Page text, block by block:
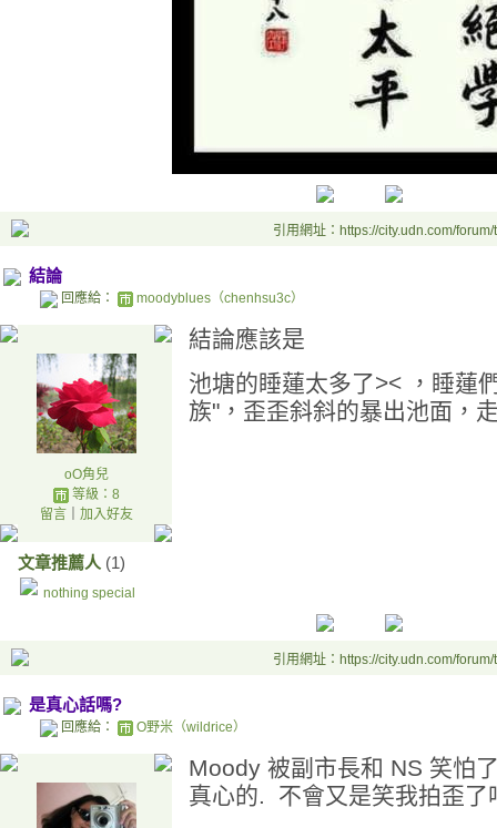
引用網址：https://city.udn.com/
結論
回應給： moodyblues（chenhsu3c）
oO角兒
等級：8
留言｜ 加入好友
文章推薦人 (1)
nothing special
結論應該是
池塘的睡蓮太多了>< ，睡蓮
族"，歪歪斜斜的暴出池面，
引用網址：https://city.udn.com/
是真心話嗎?
回應給： O野米（wildrice）
Moody 被副市長和 NS 笑怕
真心的. 不會又是笑我拍歪